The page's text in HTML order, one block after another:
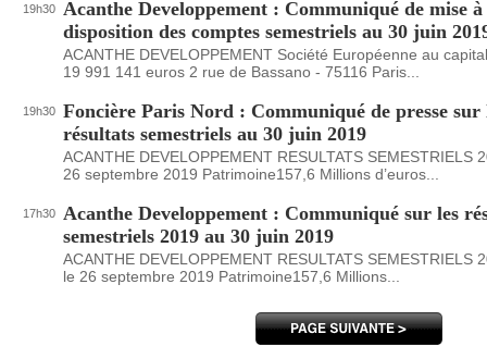
19h30 Acanthe Developpement : Communiqué de mise à
disposition des comptes semestriels au 30 juin
ACANTHE DEVELOPPEMENT Société Européenne au
19 991 141 euros 2 rue de Bassano - 75116 Paris...
19h30 Foncière Paris Nord : Communiqué de presse sur
résultats semestriels au 30 juin 2019
ACANTHE DEVELOPPEMENT RESULTATS SEMESTRIELS
26 septembre 2019 Patrimoine157,6 Millions d’euros...
17h30 Acanthe Developpement : Communiqué sur les
semestriels 2019 au 30 juin 2019
ACANTHE DEVELOPPEMENT RESULTATS
le 26 septembre 2019 Patrimoine157,6 Millions...